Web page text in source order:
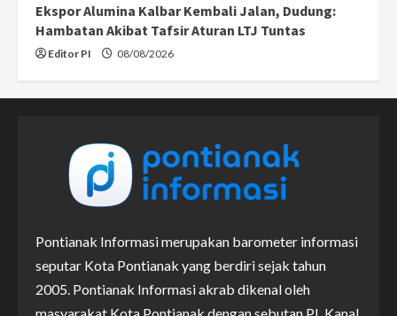
Ekspor Alumina Kalbar Kembali Jalan, Dudung:
Hambatan Akibat Tafsir Aturan LTJ Tuntas
Editor PI 08/08/2026
Pontianak Informasi merupakan barometer informasi
seputar Kota Pontianak yang berdiri sejak tahun
2005. Pontianak Informasi akrab dikenal oleh